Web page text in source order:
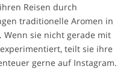
Reisen durch
traditionelle Aromen in
Wenn sie nicht gerade mit
teilt sie ihre
gerne auf Instagram.